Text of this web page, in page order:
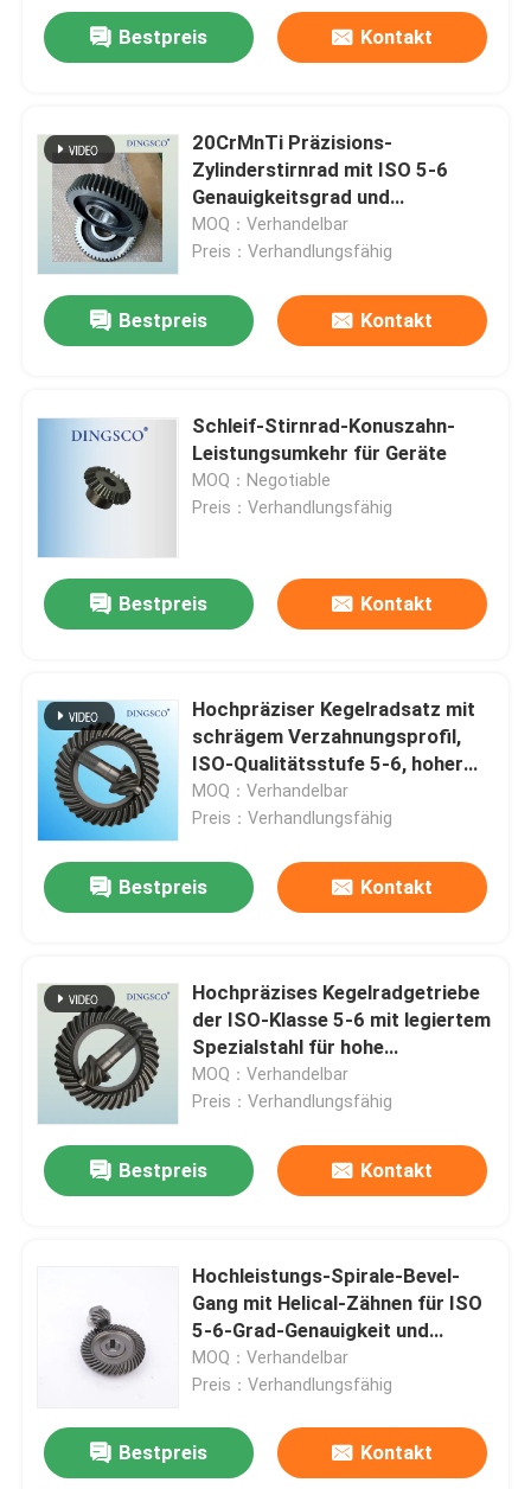
Werksbesichtigung
Kontakt mit uns
Neuigkeiten
Fälle
Angebot anfordern
Industrielle Getriebe nach Maßgabe
Schleifwerkzeug
CNC-Zahnmaschinen
Ausrüstung für Roboter
Ausrüstung für Hypoide
Ausrüstung für Nähmaschinen
Ausrüstung für Werkzeuge
Großmauer-Motorrad
Bestpreis Kontakt
20CrMnTi Präzisions-
Zylinderstirnrad mit ISO 5-6
Genauigkeitsgrad und
Einsatzhärten für Getriebe mit
paralleler Achse
MOQ：Verhandelbar
Preis：Verhandlungsfähig
Bestpreis Kontakt
Schleif-Stirnrad-Konuszahn-
Leistungsumkehr für Geräte
MOQ：Negotiable
Preis：Verhandlungsfähig
Bestpreis Kontakt
Hochpräziser Kegelradsatz mit
schrägem Verzahnungsprofil,
ISO-Qualitätsstufe 5-6, hoher
Tragfähigkeit und
einsatzgehärtetem
MOQ：Verhandelbar
Preis：Verhandlungsfähig
Bestpreis Kontakt
Hochpräzises Kegelradgetriebe
der ISO-Klasse 5-6 mit legiertem
Spezialstahl für hohe
Tragfähigkeit
MOQ：Verhandelbar
Preis：Verhandlungsfähig
Bestpreis Kontakt
Hochleistungs-Spirale-Bevel-
Gang mit Helical-Zähnen für ISO
5-6-Grad-Genauigkeit und
kundenspezifischen Service
MOQ：Verhandelbar
Preis：Verhandlungsfähig
Bestpreis Kontakt